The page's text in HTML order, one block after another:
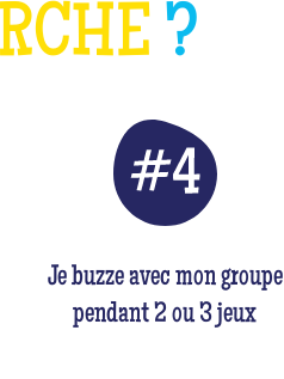
?
Je buzze avec mon groupe
pendant 2 ou 3 jeux